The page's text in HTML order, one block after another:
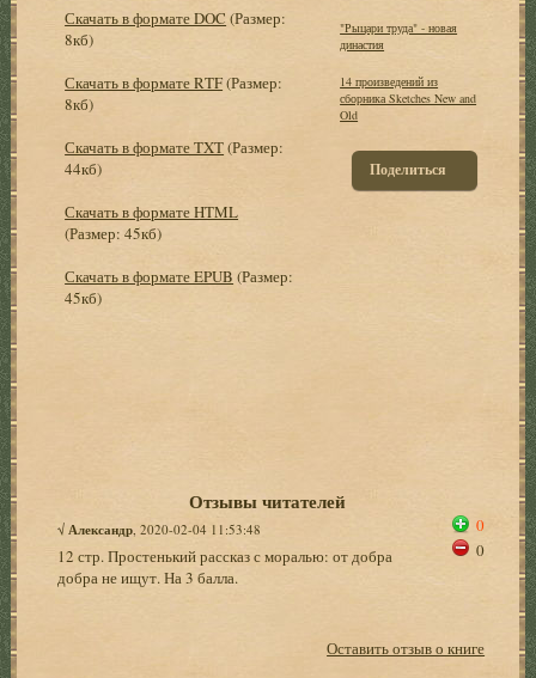
Скачать в формате DOC (Размер:
8кб)
Скачать в формате RTF(Размер:
8кб)
Скачать в формате TXT(Размер:
44кб)
Скачать в формате HTML
(Размер: 45кб)
Скачать в формате EPUB (Размер:
45кб)
"Рыцари труда" - новая
династия
14 произведений из
сборника Sketches New and
Old
Поделиться
Отзывы читателей
√ Александр , 2020-02-04 11:53:48
12 стр. Простенький рассказ с моралью: от добра
добра не ищут. На 3 балла.
0
0
Оставить отзыв о книге